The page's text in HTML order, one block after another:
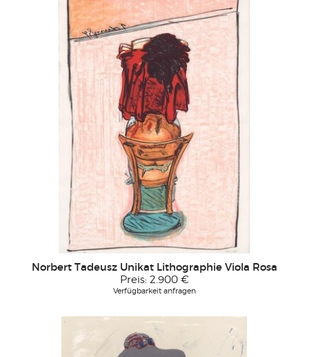
Norbert Tadeusz Unikat Lithographie Viola Rosa
Preis: 2.900 €
Verfügbarkeit anfragen